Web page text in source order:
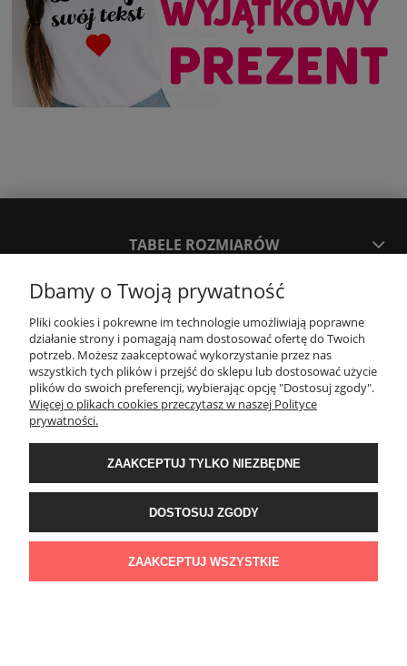
TABELE ROZMIARÓW
SPOSOBY PŁATNOŚCI ORAZ CZAS I KOSZTY DOSTAWY
DOSTAWY
KONTAKT
WYMIANA / ZWROTY / REKLAMACJE
REGULAMINY
Timeforf| ul. SOŁTYKA TADEUSZA 16C /SEGMENT NUMER 6 | 39-
300 Mielec | woj. podkarpackie |tel: 732 220 654pon-pt: 8:00-16:00 | mail:
Dbamy o Twoją prywatność
Pliki cookies i pokrewne im technologie umożliwiają poprawne
działanie strony i pomagają nam dostosować ofertę do Twoich
potrzeb. Możesz zaakceptować wykorzystanie przez nas
wszystkich tych plików i przejść do sklepu lub dostosować użycie
plików do swoich preferencji, wybierając opcję "Dostosuj zgody".
Więcej o plikach cookies przeczytasz w naszej Polityce
prywatności.
ZAAKCEPTUJ TYLKO NIEZBĘDNE
DOSTOSUJ ZGODY
ZAAKCEPTUJ WSZYSTKIE